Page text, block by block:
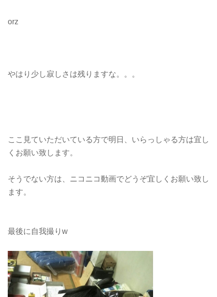
orz
やはり少し寂しさは残りますな。。。
ここ見ていただいている方で明日、いらっしゃる方は宜し
くお願い致します。
そうでない方は、ニコニコ動画でどうぞ宜しくお願い致し
ます。
最後に自我撮りw